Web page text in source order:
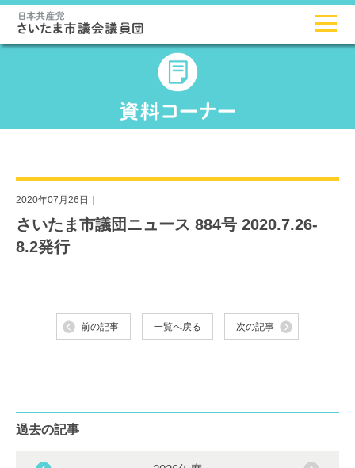
2020年07月26日｜
さいたま市議団ニュース 884号 2020.7.26-
8.2発行
前の記事 一覧へ戻る 次の記事
過去の記事